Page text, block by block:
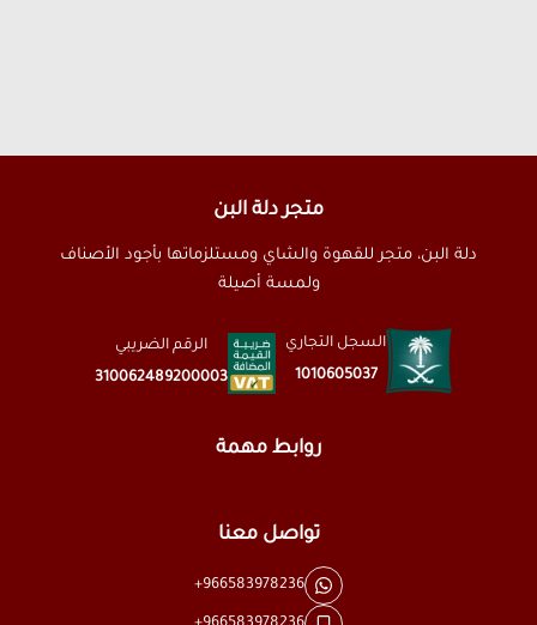
متجر دلة البن
دلة البن، متجر للقهوة والشاي ومستلزماتها بأجود الأصناف
ولمسة أصيلة
السجل التجاري
1010605037
الرقم الضريبي
310062489200003
روابط مهمة
تواصل معنا
+966583978236